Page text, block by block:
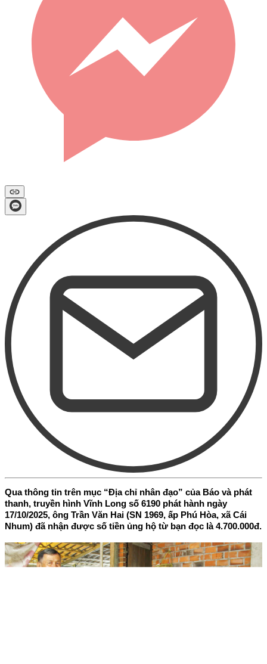
Qua thông tin trên mục “Địa chỉ nhân đạo” của Báo và phát
thanh, truyền hình Vĩnh Long số 6190 phát hành ngày
17/10/2025, ông Trần Văn Hai (SN 1969, ấp Phú Hòa, xã Cái
Nhum) đã nhận được số tiền ủng hộ từ bạn đọc là 4.700.000đ.